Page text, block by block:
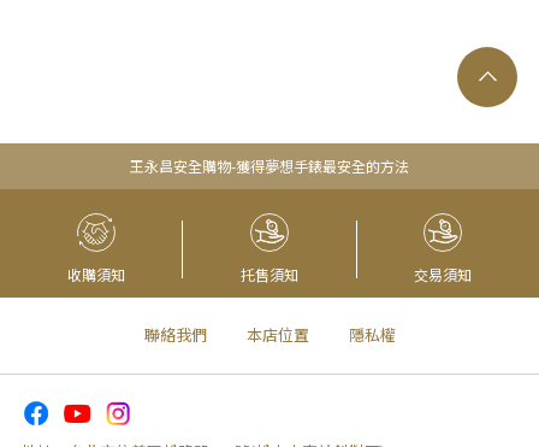
王永昌安全購物-獲得夢想手錶最安全的方法
收購須知 托售須知 交易須知
聯絡我們 本店位置 隱私權